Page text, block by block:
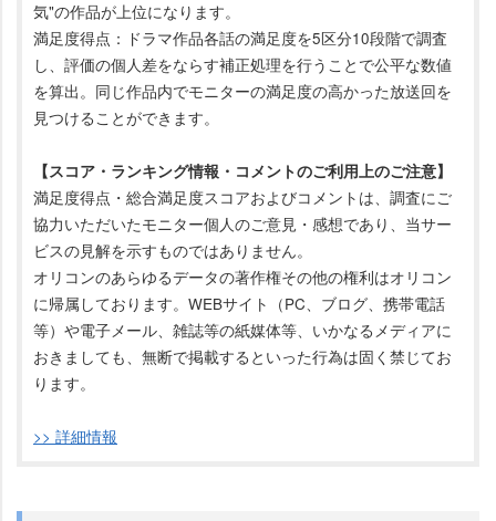
気"の作品が上位になります。
満足度得点：ドラマ作品各話の満足度を5区分10段階で調査
し、評価の個人差をならす補正処理を行うことで公平な数値
を算出。同じ作品内でモニターの満足度の高かった放送回を
見つけることができます。
【スコア・ランキング情報・コメントのご利用上のご注意】
満足度得点・総合満足度スコアおよびコメントは、調査にご
協力いただいたモニター個人のご意見・感想であり、当サー
ビスの見解を示すものではありません。
オリコンのあらゆるデータの著作権その他の権利はオリコン
に帰属しております。WEBサイト（PC、ブログ、携帯電話
等）や電子メール、雑誌等の紙媒体等、いかなるメディアに
おきましても、無断で掲載するといった行為は固く禁じてお
ります。
>> 詳細情報